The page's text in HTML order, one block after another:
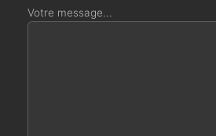
Votre message...